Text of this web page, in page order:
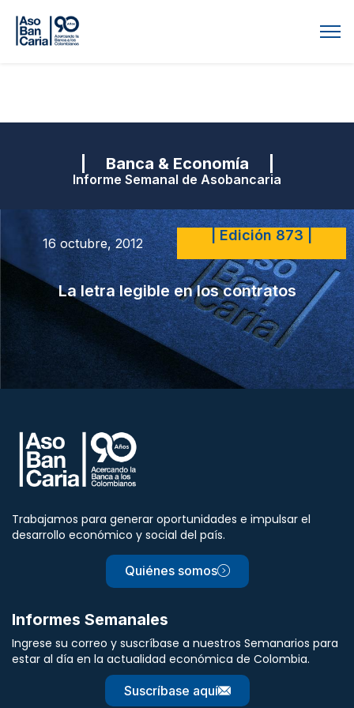
| Banca & Economía |
Informe Semanal de Asobancaria
16 octubre, 2012 | Edición 873 |
La letra legible en los contratos
Trabajamos para generar oportunidades e impulsar el
desarrollo económico y social del país.
Quiénes somos
Informes Semanales
Ingrese su correo y suscríbase a nuestros Semanarios para
estar al día en la actualidad económica de Colombia.
Suscríbase aquí